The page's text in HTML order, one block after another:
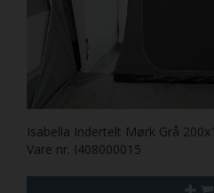
Isabella Indertelt Mørk Grå
Vare nr. I408000015